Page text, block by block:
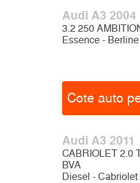
Audi A3 2004
3.2 250
Essence - Berline
Cote auto
Audi A3 2011
CABRIOLET 2.0
BVA
Diesel - Cabriolet